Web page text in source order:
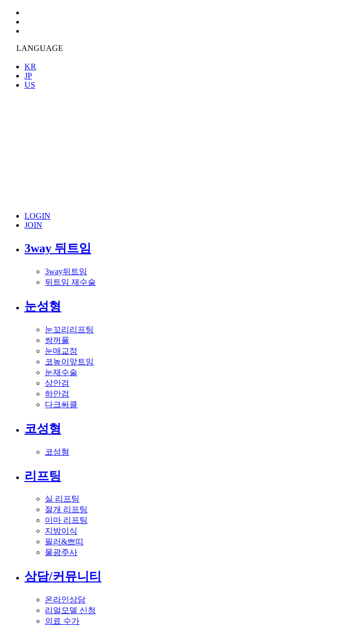
LANGUAGE
KR
JP
US
LOGIN
JOIN
3way 뒤트임
3way뒤트임
뒤트임 재수술
눈성형
눈꼬리리프팅
쌍꺼풀
눈매교정
코높이앞트임
눈재수술
상안검
하안검
다크써클
코성형
코성형
리프팅
실 리프팅
절개 리프팅
이마 리프팅
지방이식
필러&쁘띠
물광주사
상담/커뮤니티
온라인상담
리얼모델 신청
의료 수가